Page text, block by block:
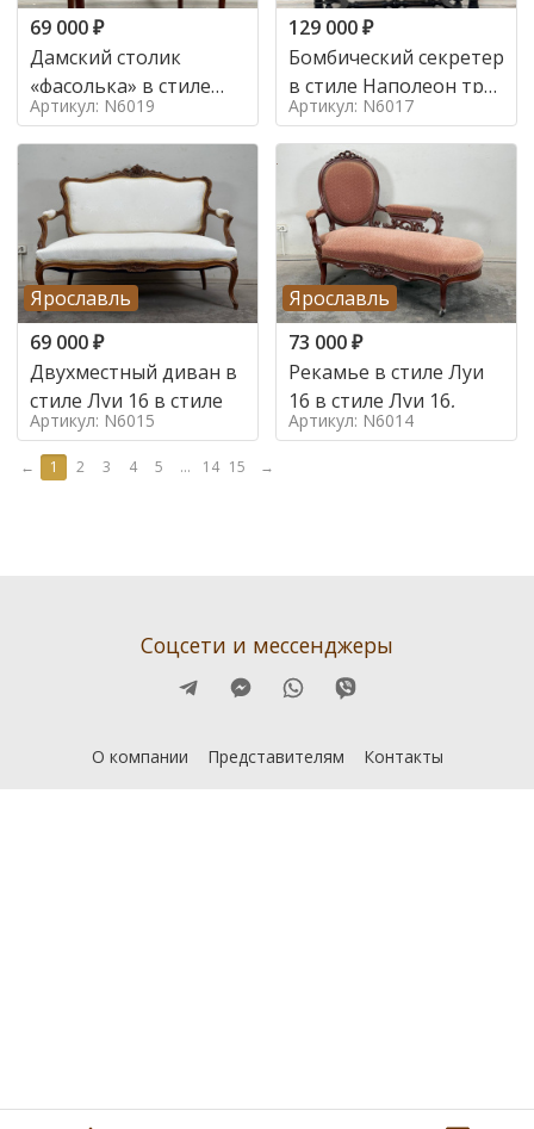
69 000₽
Дамский столик
«фасолька» в стиле
Луи 16,
Артикул: N6019
129 000₽
Бомбический секретер
в стиле Наполеон труа
в стиле
Артикул: N6017
Ярославль
69 000₽
Двухместный диван в
стиле Луи 16 в стиле
Артикул: N6015
Ярославль
73 000₽
Рекамье в стиле Луи
16 в стиле Луи 16,
Артикул: N6014
← 1 2 3 4 5 ... 14 15 →
Соцсети и мессенджеры
О компании Представителям Контакты